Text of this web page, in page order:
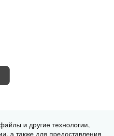
и другие технологии,
а также для предоставления